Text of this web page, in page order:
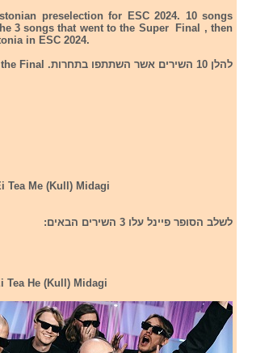
preselection for ESC 2024. 10 songs
3 songs that went to the Super Final , then
in ESC 2024.
להלן 10 השירים אשר השתתפו בתחרות. Hence are the 10 songs that had participated in the Final
Tea Me (Kull) Midagi
לשלב הסופר פיינל עלו 3 השירים הבאים:
Tea He (Kull) Midagi